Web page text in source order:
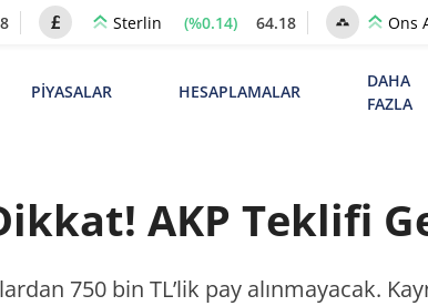
Sterlin (%0.14) 64.18 Ons
PİYASALAR HESAPLAMALAR
DAHA
FAZLA
AKP Teklifi
750 bin TL’lik pay alınmayacak.